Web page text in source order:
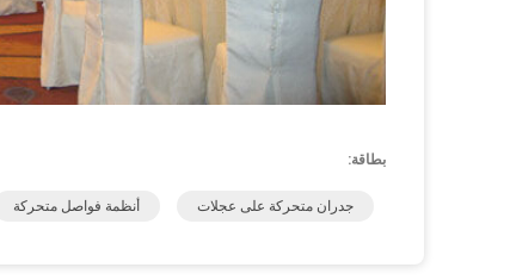
بطاقة:
جدران متحركة على عجلات أنظمة فواصل متحركة